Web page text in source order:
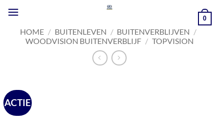
naar
inhoud
0
HOME / BUITENLEVEN / BUITENVERBLIJVEN /
WOODVISION BUITENVERBLIJF / TOPVISION
ACTIE